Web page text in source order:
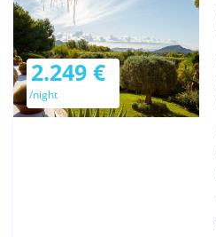
2.249 €
/night